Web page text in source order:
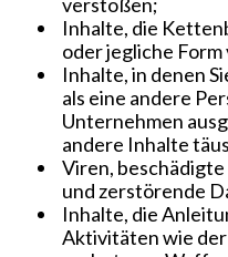
Inhalte, die
oder jegliche Form
Inhalte, in denen
als eine andere
Unternehmen
andere Inhalte
Viren,
und zerstörende
Inhalte, die
Aktivitäten wie